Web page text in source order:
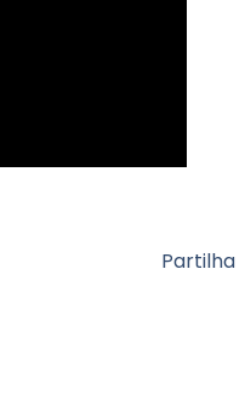
Partilha